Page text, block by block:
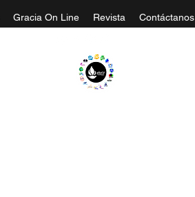
Gracia On Line Revista Contáctanos